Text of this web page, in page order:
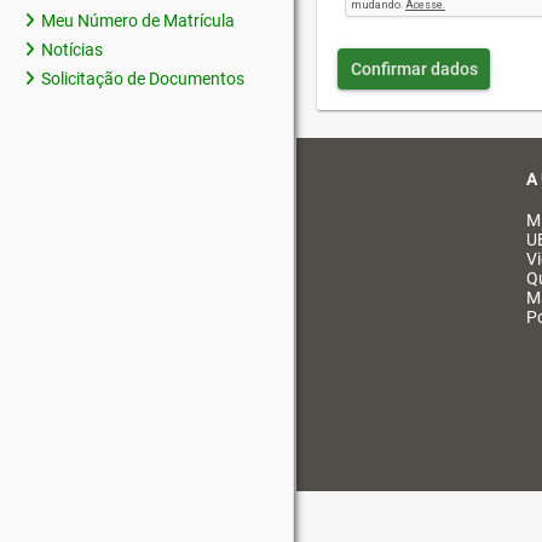
Meu Número de Matrícula
Notícias
Solicitação de Documentos
Confirmar dados
A